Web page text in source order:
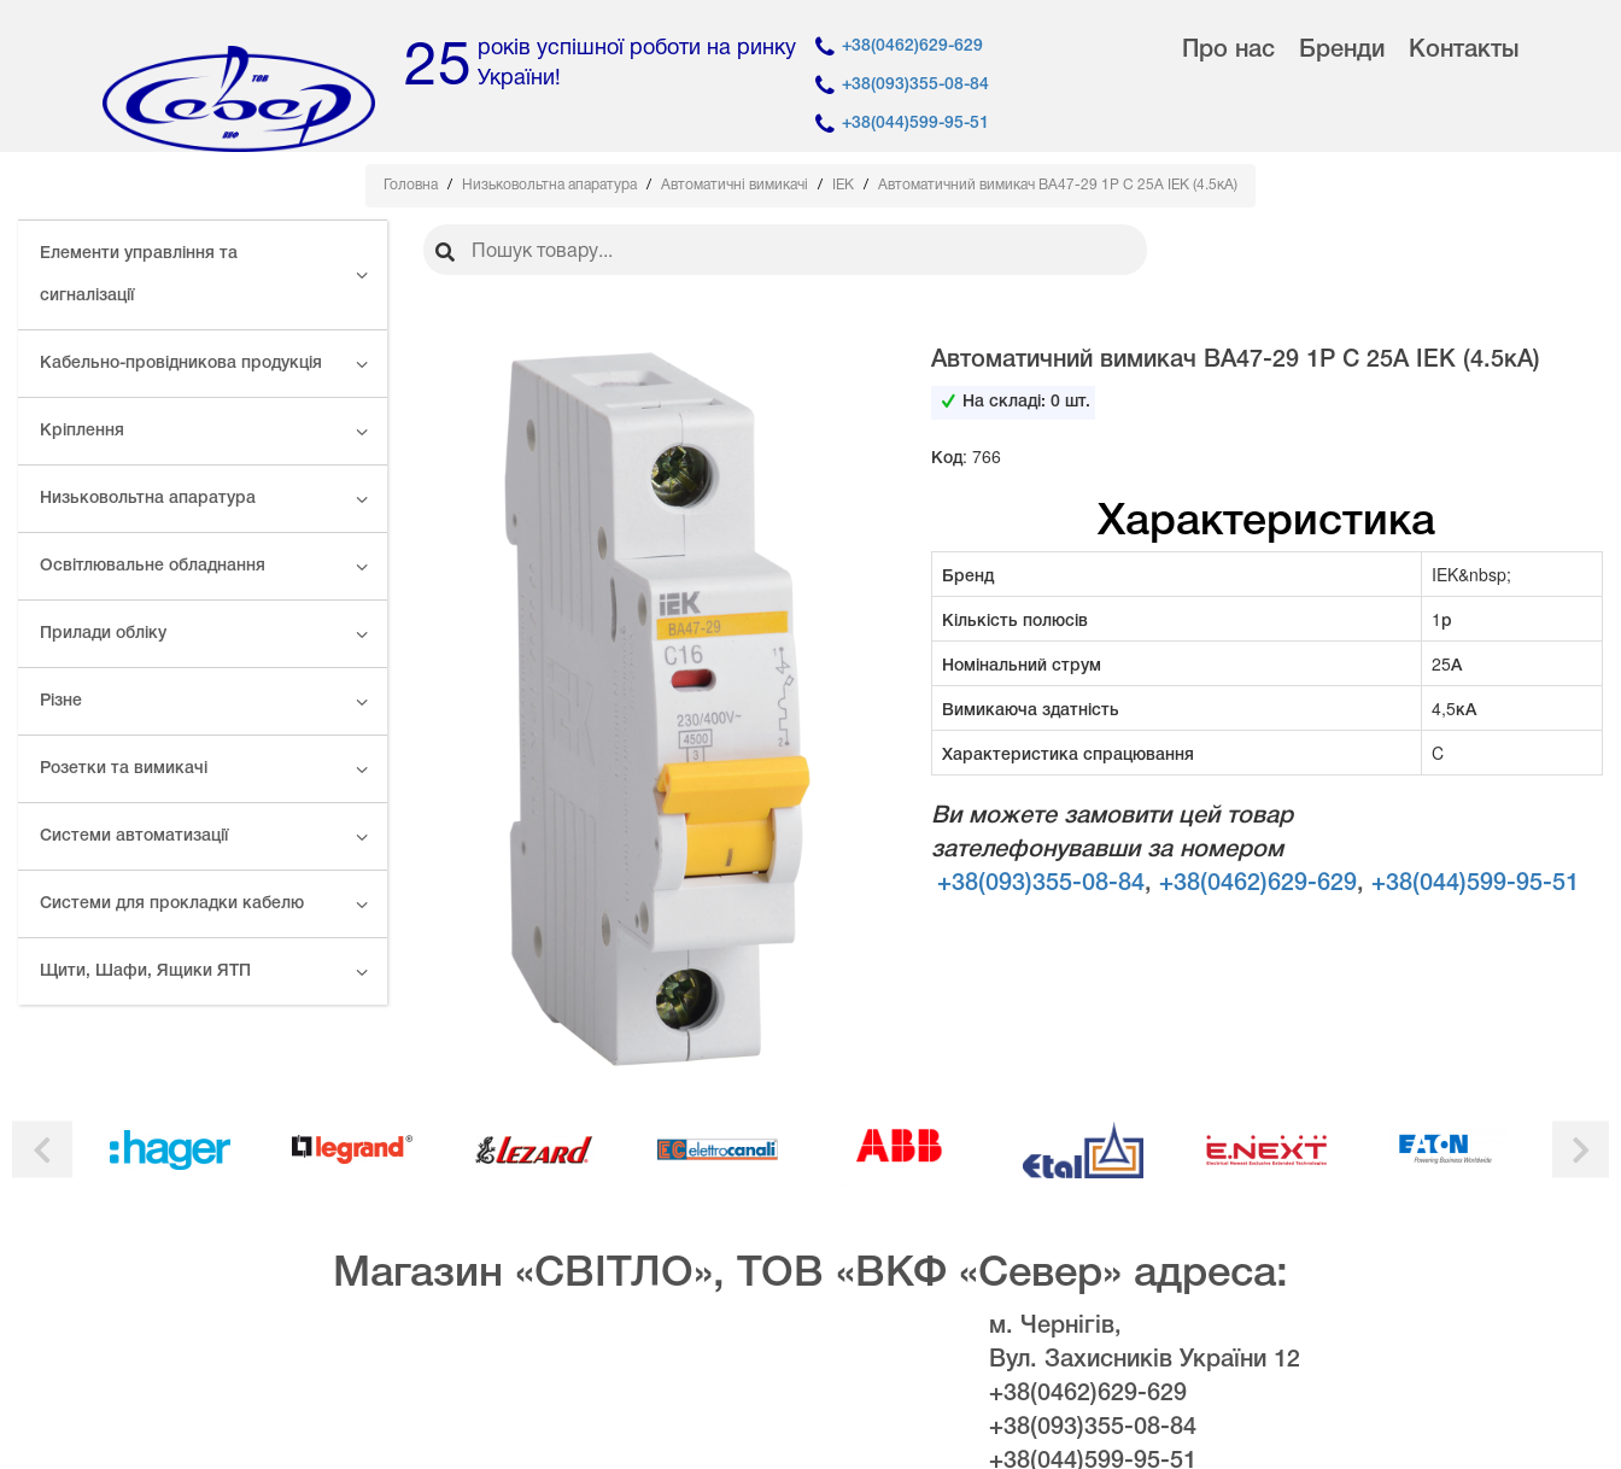
25 років успішної роботи на ринку
України!
+38(0462)629-629
+38(093)355-08-84
+38(044)599-95-51
Про нас Бренди Контакты
Елементи управління та
сигналізації
Кабельно-провідникова продукція
Кріплення
Низьковольтна апаратура
Освітлювальне обладнання
Прилади обліку
Різне
Розетки та вимикачі
Системи автоматизації
Системи для прокладки кабелю
Щити, Шафи, Ящики ЯТП
Головна Низьковольтна апаратура Автоматичні вимикачі IEK Автоматичний вимикач BA47-29 1Р С 25А IEK (4.5кА)
Автоматичний вимикач BA47-29 1Р С 25А IEK (4.5кА)
На складі: 0шт.
Код: 766
Характеристика
Бренд
IEK&nbsp;
Кількість полюсів
1р
Номінальний струм
25А
Вимикаюча здатність
4,5кА
Характеристика спрацювання
C
Ви можете замовити цей товар
зателефонувавши за номером
+38(093)355-08-84, +38(0462)629-629, +38(044)599-95-51
Магазин «СВІТЛО», ТОВ «ВКФ «Север» адреса:
м. Чернігів,
Вул. Захисників України 12
+38(0462)629-629
+38(093)355-08-84
+38(044)599-95-51